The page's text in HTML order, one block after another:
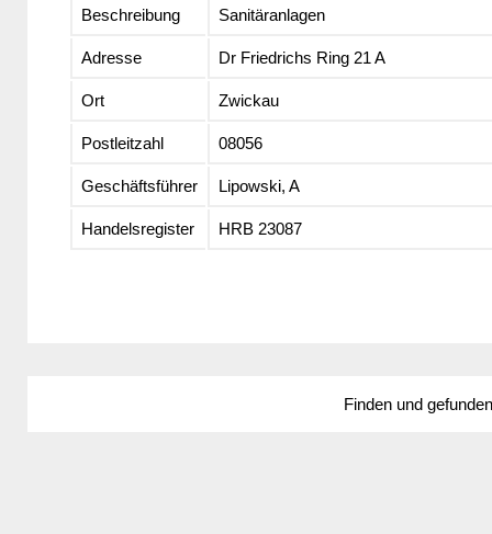
Beschreibung Sanitäranlagen
Adresse Dr Friedrichs Ring 21 A
Ort Zwickau
Postleitzahl 08056
Geschäftsführer Lipowski, A
Handelsregister HRB 23087
Finden und